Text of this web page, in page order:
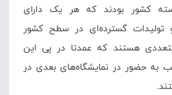
کشور بودند که هر یک دارای
و تولیدات گسترده‌ای در سطح کشور
هستند که عمدتا در پی این
به حضور در نمایشگاه‌های بعدی در